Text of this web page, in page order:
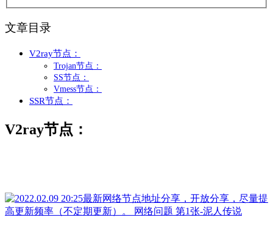
文章目录
V2ray节点：
Trojan节点：
SS节点：
Vmess节点：
SSR节点：
V2ray节点：